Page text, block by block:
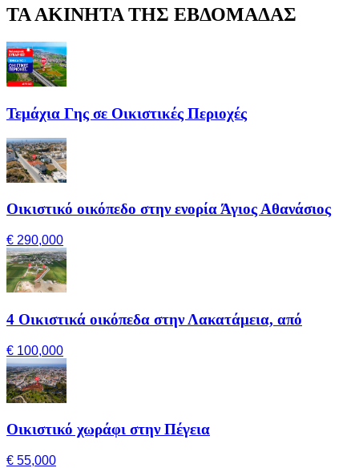
ΤΑ ΑΚΙΝΗΤΑ ΤΗΣ ΕΒΔΟΜΑΔΑΣ
Τεμάχια Γης σε Οικιστικές Περιοχές
Οικιστικό οικόπεδο στην ενορία Άγιος Αθανάσιος
€ 290,000
4 Οικιστικά οικόπεδα στην Λακατάμεια, από
€ 100,000
Οικιστικό χωράφι στην Πέγεια
€ 55,000